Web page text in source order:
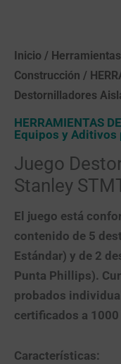
Inicio /
Construcción /
Destornilladores
HERRAMIENTAS
Equipos y Aditivos
Juego
Stanley
El juego está
contenido de 5
Estándar) y de 2
Punta Phillips).
probados
certificados a 1000
Características: